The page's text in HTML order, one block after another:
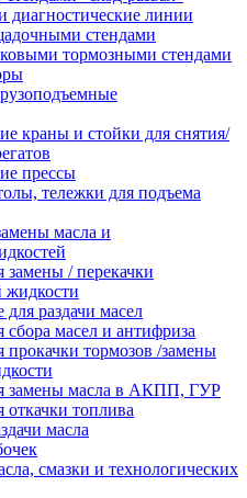
диагностические линии
стендами
тормозными стендами
краны и стойки для снятия/
прессы
тележки для подъема
масла и
замены / перекачки
раздачи масел
сбора масел и антифриза
прокачки тормозов /замены
замены масла в АКПП, ГУР
откачки топлива
масла
смазки и технологических